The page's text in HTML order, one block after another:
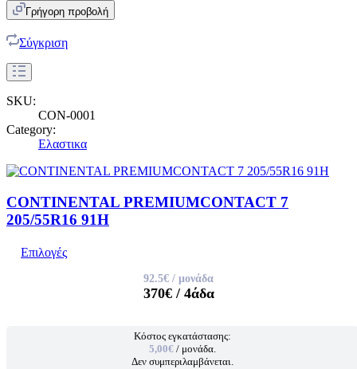
Γρήγορη προβολή
Σύγκριση
SKU:
CON-0001
Category:
Ελαστικα
CONTINENTAL PREMIUMCONTACT 7
205/55R16 91H
Επιλογές
92.5€ / μονάδα
370€/ 4άδα
Κόστος εγκατάστασης:
5,00€ / μονάδα.
Δεν συμπεριλαμβάνεται.